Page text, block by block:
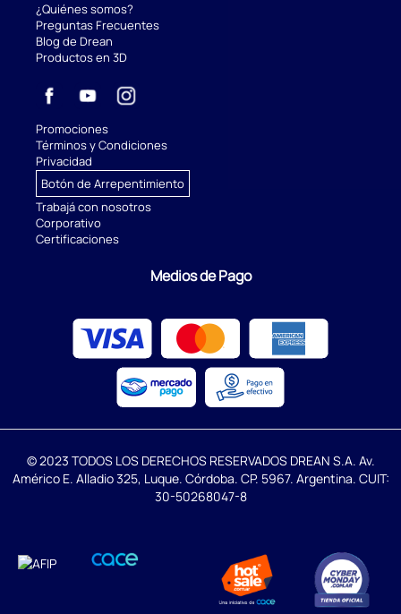
¿Quiénes somos?
Preguntas Frecuentes
Blog de Drean
Productos en 3D
Promociones
Términos y Condiciones
Privacidad
Botón de Arrepentimiento
Trabajá con nosotros
Corporativo
Certificaciones
Medios de Pago
© 2023 TODOS LOS DERECHOS RESERVADOS DREAN S.A. Av.
Américo E. Alladio 325, Luque. Córdoba. CP. 5967. Argentina. CUIT:
30-50268047-8